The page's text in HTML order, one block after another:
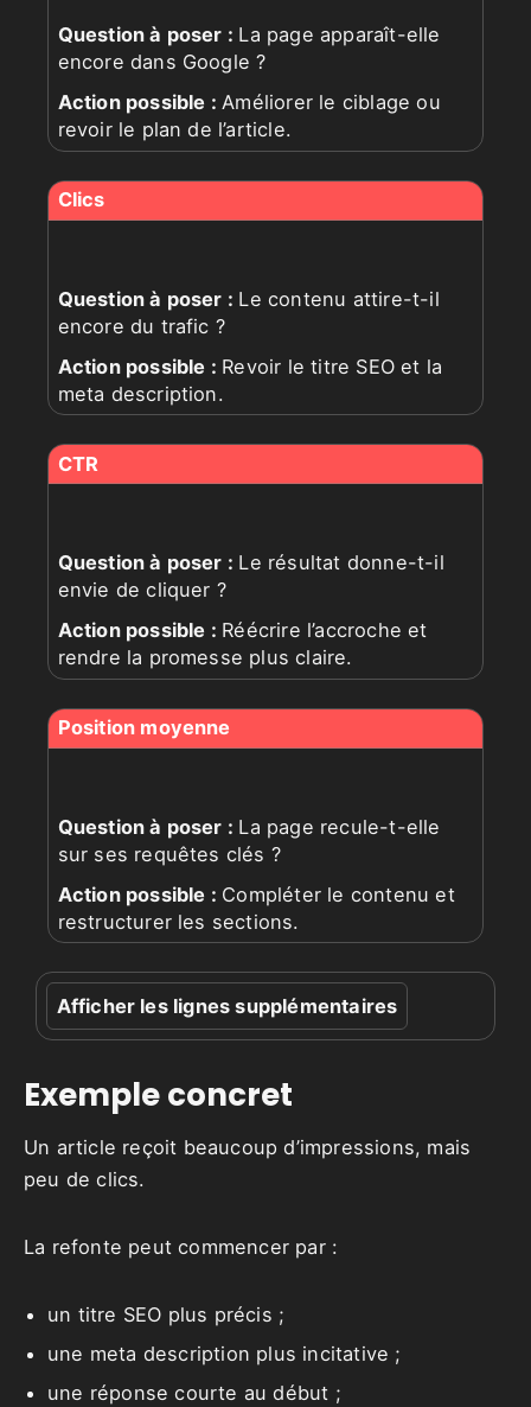
La page apparaît-elle
encore dans Google ?
Améliorer le ciblage ou
revoir le plan de l’article.
Le contenu attire-t-il
encore du trafic ?
Revoir le titre SEO et la
meta description.
Le résultat donne-t-il
envie de cliquer ?
Réécrire l’accroche et
rendre la promesse plus claire.
La page recule-t-elle
sur ses requêtes clés ?
Compléter le contenu et
restructurer les sections.
Afficher les lignes supplémentaires
Exemple concret
Un article reçoit beaucoup d’impressions, mais
peu de clics.
La refonte peut commencer par :
un titre SEO plus précis ;
une meta description plus incitative ;
une réponse courte au début ;